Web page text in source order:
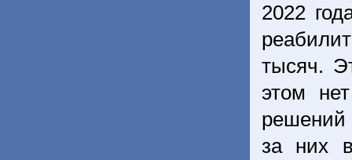
2022
тысяч.
этом
решений
за них